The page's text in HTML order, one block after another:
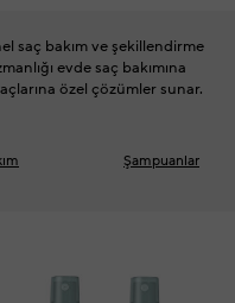
saç bakım ve şekillendirme
evde saç bakımına
özel çözümler sunar.
Şampuanlar